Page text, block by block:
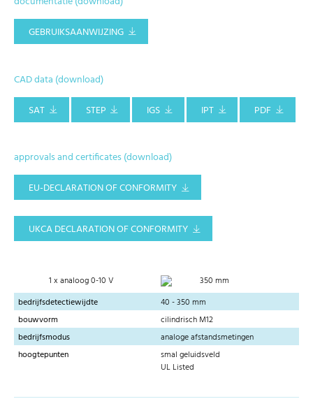
GEBRUIKSAANWIJZING
CAD data (download)
SAT
STEP IGS IPT PDF
approvals and certificates (download)
EU-DECLARATION OF CONFORMITY
UKCA DECLARATION OF CONFORMITY
1 x analoog 0-10 V
350 mm
bedrijfsdetectiewijdte
40 - 350 mm
bouwvorm
cilindrisch M12
bedrijfsmodus
analoge afstandsmetingen
hoogtepunten
smal geluidsveld
UL Listed